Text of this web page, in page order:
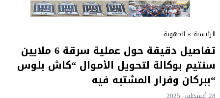
الرئيسية » الجهوية
تفاصيل دقيقة حول عملية سرقة 6 ملايين
سنتيم بوكالة لتحويل الأموال “كاش بلوس
“ببركان وفرار المشتبه فيه